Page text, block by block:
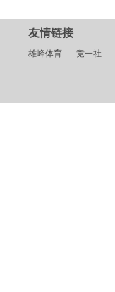
友情链接
雄峰体育 竞一社